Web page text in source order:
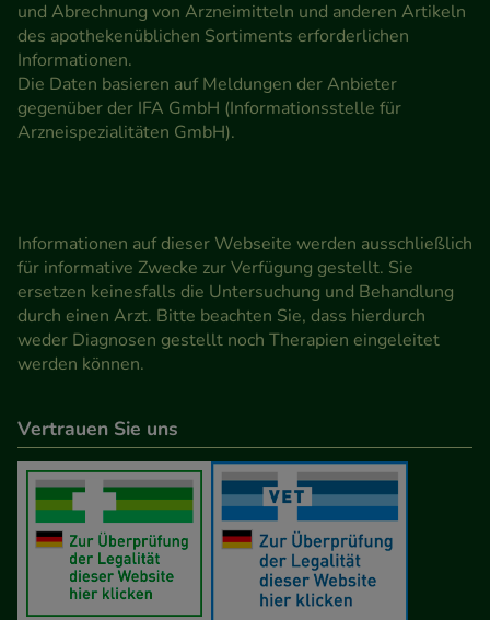
und Abrechnung von Arzneimitteln und anderen Artikeln
des apothekenüblichen Sortiments erforderlichen
Informationen.
Die Daten basieren auf Meldungen der Anbieter
gegenüber der IFA GmbH (Informationsstelle für
Arzneispezialitäten GmbH).
Informationen auf dieser Webseite werden ausschließlich
für informative Zwecke zur Verfügung gestellt. Sie
ersetzen keinesfalls die Untersuchung und Behandlung
durch einen Arzt. Bitte beachten Sie, dass hierdurch
weder Diagnosen gestellt noch Therapien eingeleitet
werden können.
Vertrauen Sie uns